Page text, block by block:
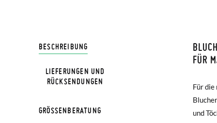
BESCHREIBUNG
FÜR
Für die
und
und
Ton.
LIEFERUNGEN UND
RÜCKSENDUNGEN
GRÖSSENBERATUNG